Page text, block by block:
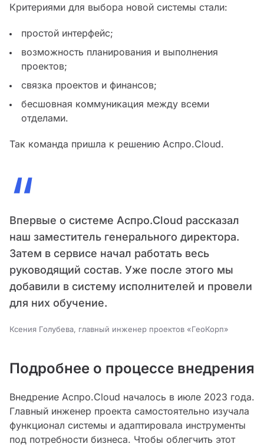
Критериями для выбора новой системы стали:
простой интерфейс;
возможность планирования и выполнения
проектов;
связка проектов и финансов;
бесшовная коммуникация между всеми
отделами.
Так команда пришла к решению Аспро.Cloud.
“
Впервые о системе Аспро.Cloud рассказал
наш заместитель генерального директора.
Затем в сервисе начал работать весь
руководящий состав. Уже после этого мы
добавили в систему исполнителей и провели
для них обучение.
Ксения Голубева, главный инженер проектов «ГеоКорп»
Подробнее о процессе внедрения
Внедрение Аспро.Cloud началось в июле 2023 года.
Главный инженер проекта самостоятельно изучала
функционал системы и адаптировала инструменты
под потребности бизнеса. Чтобы облегчить этот